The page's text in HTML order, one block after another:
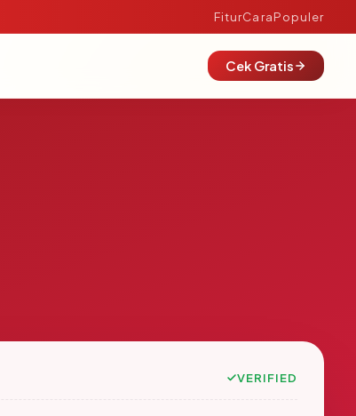
FiturCaraPopuler
Cek Gratis
VERIFIED